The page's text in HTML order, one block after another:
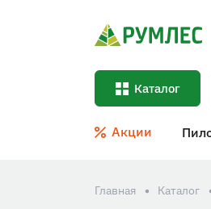
Каталог
Акции
Главная Каталог